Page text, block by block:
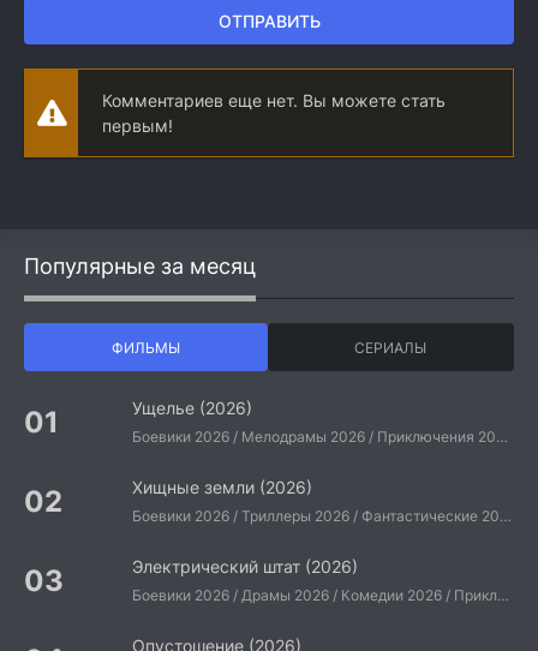
ОТПРАВИТЬ
Комментариев еще нет. Вы можете стать
первым!
Популярные за месяц
ФИЛЬМЫ СЕРИАЛЫ
Ущелье (2026)
Боевики 2026 / Мелодрамы 2026 / Приключения 2026 / Ужасы 2026 / Фантастические 2026 / Зарубежные фильмы 2026 / Американские фильмы / Фильмы 2026
Хищные земли (2026)
Боевики 2026 / Триллеры 2026 / Фантастические 2026 / Зарубежные фильмы 2026 / Американские фильмы / Фильмы 2026
Электрический штат (2026)
Боевики 2026 / Драмы 2026 / Комедии 2026 / Приключения 2026 / Фантастические 2026 / Зарубежные фильмы 2026 / Американские фильмы / Фильмы 2026
Опустошение (2026)